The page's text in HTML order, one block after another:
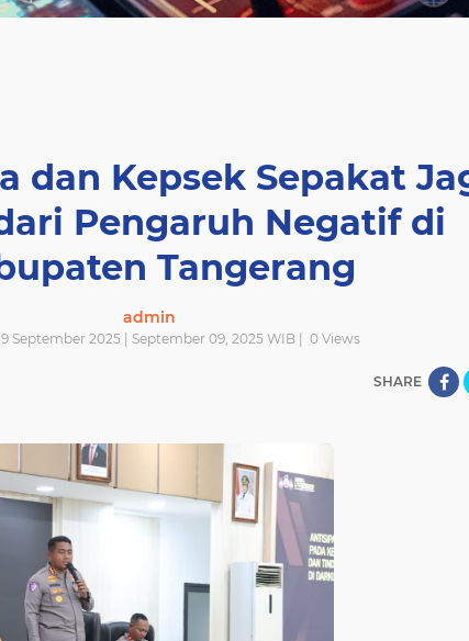
dan Kepsek Sepakat
Pengaruh Negatif di
Tangerang
admin
September 2025 | September 09, 2025 WIB | 0Views
SHARE